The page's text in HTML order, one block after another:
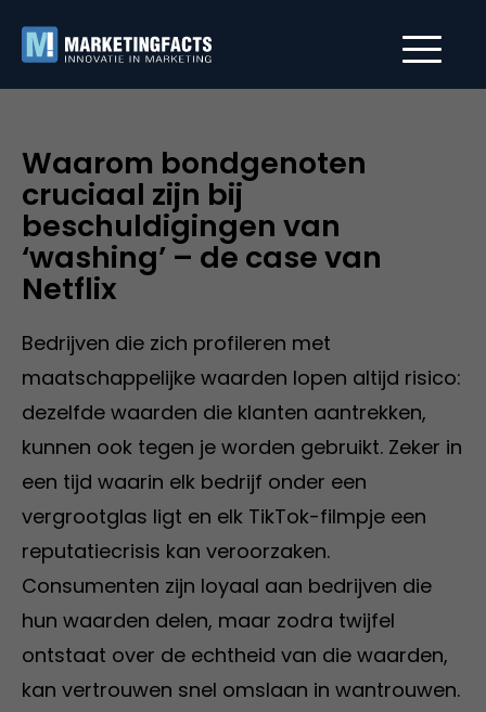
Waarom bondgenoten
cruciaal zijn bij
beschuldigingen van
‘washing’ – de case van
Netflix
Bedrijven die zich profileren met
maatschappelijke waarden lopen altijd risico:
dezelfde waarden die klanten aantrekken,
kunnen ook tegen je worden gebruikt. Zeker in
een tijd waarin elk bedrijf onder een
vergrootglas ligt en elk TikTok-filmpje een
reputatiecrisis kan veroorzaken.
Consumenten zijn loyaal aan bedrijven die
hun waarden delen, maar zodra twijfel
ontstaat over de echtheid van die waarden,
kan vertrouwen snel omslaan in wantrouwen.